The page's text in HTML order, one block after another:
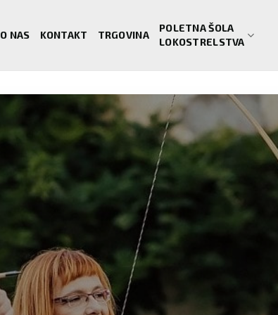
O NAS KONTAKT TRGOVINA
POLETNA ŠOLA
LOKOSTRELSTVA